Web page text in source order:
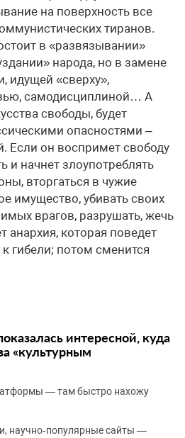
интересной, куда
«культурным
— там быстро нахожу
научно‑популярные сайты —